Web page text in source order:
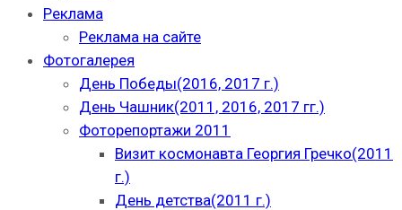
Реклама
Реклама на сайте
Фотогалерея
День Победы(2016, 2017 г.)
День Чашник(2011, 2016, 2017 гг.)
Фоторепортажи 2011
Визит космонавта Георгия Гречко(2011
г.)
День детства(2011 г.)